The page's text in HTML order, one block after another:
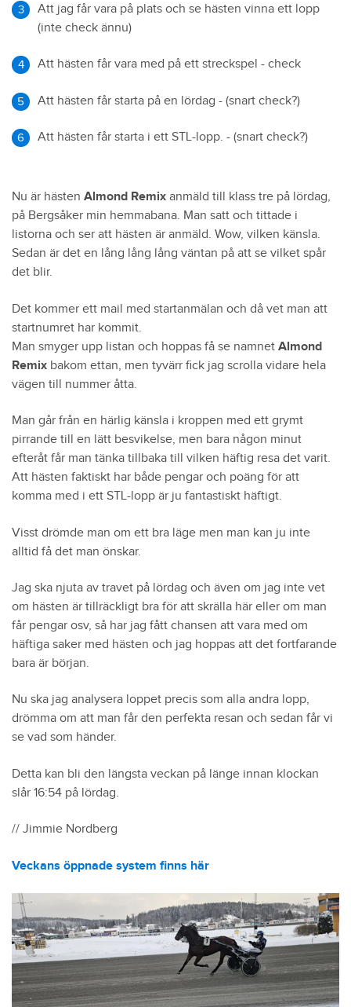
Att jag får vara på plats och se hästen vinna ett lopp
(inte check ännu)
Att hästen får vara med på ett streckspel - check
Att hästen får starta på en lördag - (snart check?)
Att hästen får starta i ett STL-lopp. - (snart check?)
Nu är hästen Almond Remix anmäld till klass tre på lördag,
på Bergsåker min hemmabana. Man satt och tittade i
listorna och ser att hästen är anmäld. Wow, vilken känsla.
Sedan är det en lång lång lång väntan på att se vilket spår
det blir.
Det kommer ett mail med startanmälan och då vet man att
startnumret har kommit.
Man smyger upp listan och hoppas få se namnet Almond
Remix bakom ettan, men tyvärr fick jag scrolla vidare hela
vägen till nummer åtta.
Man går från en härlig känsla i kroppen med ett grymt
pirrande till en lätt besvikelse, men bara någon minut
efteråt får man tänka tillbaka till vilken häftig resa det varit.
Att hästen faktiskt har både pengar och poäng för att
komma med i ett STL-lopp är ju fantastiskt häftigt.
Visst drömde man om ett bra läge men man kan ju inte
alltid få det man önskar.
Jag ska njuta av travet på lördag och även om jag inte vet
om hästen är tillräckligt bra för att skrälla här eller om man
får pengar osv, så har jag fått chansen att vara med om
häftiga saker med hästen och jag hoppas att det fortfarande
bara är början.
Nu ska jag analysera loppet precis som alla andra lopp,
drömma om att man får den perfekta resan och sedan får vi
se vad som händer.
Detta kan bli den längsta veckan på länge innan klockan
slår 16:54 på lördag.
// Jimmie Nordberg
Veckans öppnade system finns här